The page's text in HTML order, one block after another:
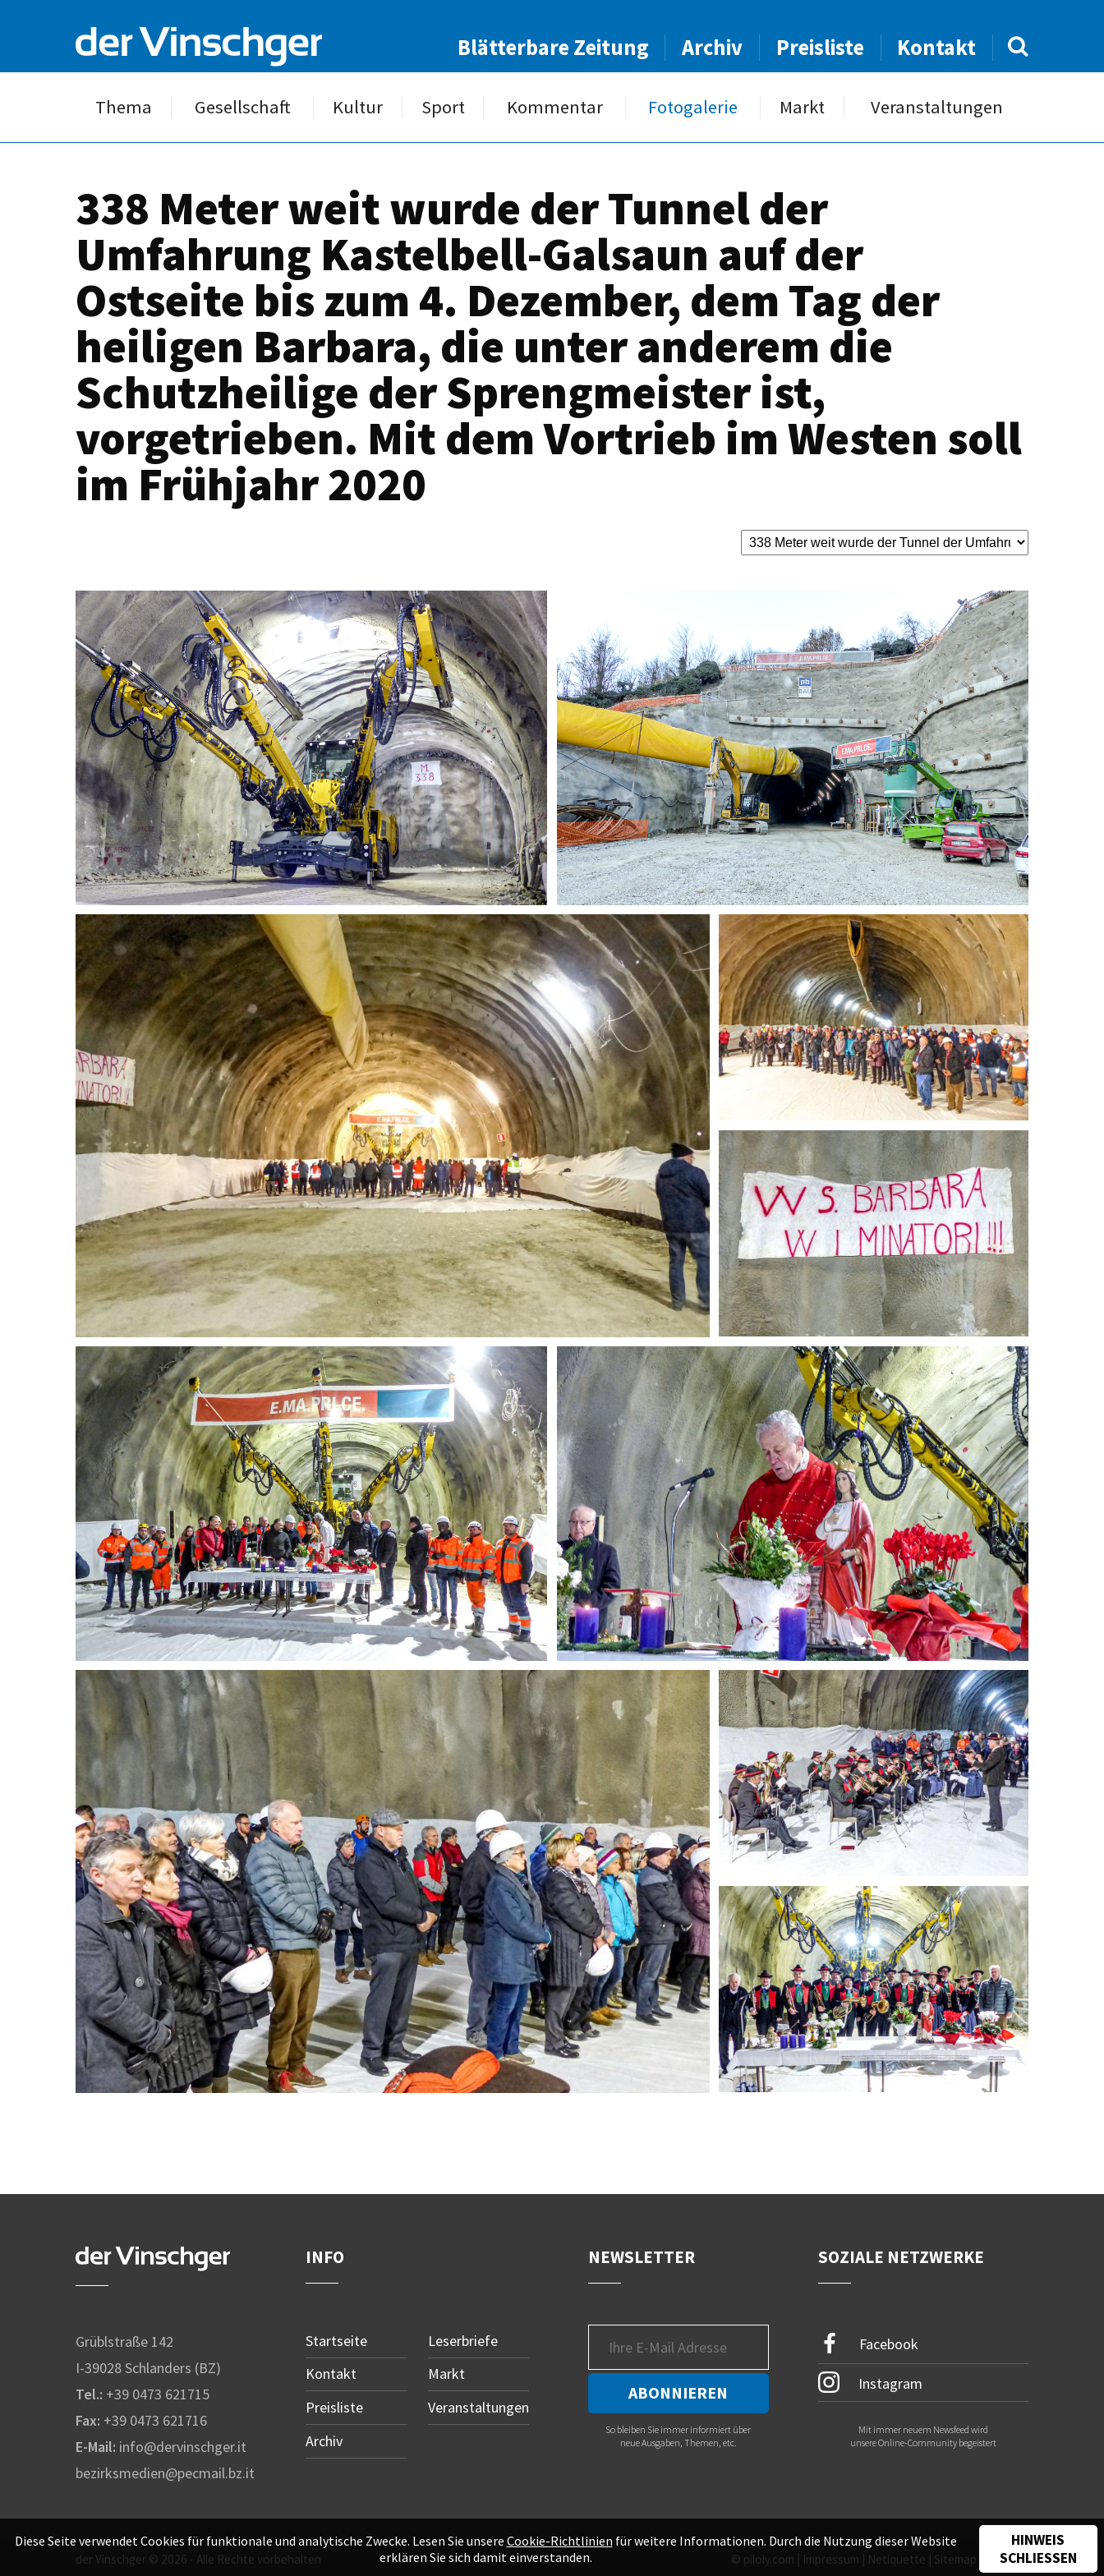
Blätterbare Zeitung Archiv Preisliste Kontakt
Thema Gesellschaft Kultur Sport Kommentar Fotogalerie Markt Veranstaltungen
338 Meter weit wurde der Tunnel der
Umfahrung Kastelbell-Galsaun auf der
Ostseite bis zum 4. Dezember, dem Tag der
heiligen Barbara, die unter anderem die
Schutzheilige der Sprengmeister ist,
vorgetrieben. Mit dem Vortrieb im Westen soll
im Frühjahr 2020
Grüblstraße 142
I-39028 Schlanders (BZ)
Tel.: +39 0473 621715
Fax: +39 0473 621716
E-Mail: info@dervinschger.it
bezirksmedien@pecmail.bz.it
INFO
Startseite
Kontakt
Preisliste
Archiv
Leserbriefe
Markt
Veranstaltungen
NEWSLETTER
So bleiben Sie immer informiert über
neue Ausgaben, Themen, etc.
SOZIALE NETZWERKE
Facebook
Instagram
Mit immer neuem Newsfeed wird
unsere Online-Community begeistert
der Vinschger © 2026 - Alle Rechte vorbehalten © piloly.com | Impressum | Netiquette | Sitemap Kontakt
Diese Seite verwendet Cookies für funktionale und analytische Zwecke. Lesen Sie unsere Cookie-Richtlinien für weitere Informationen. Durch die Nutzung dieser Website
erklären Sie sich damit einverstanden.
HINWEIS
SCHLIESSEN